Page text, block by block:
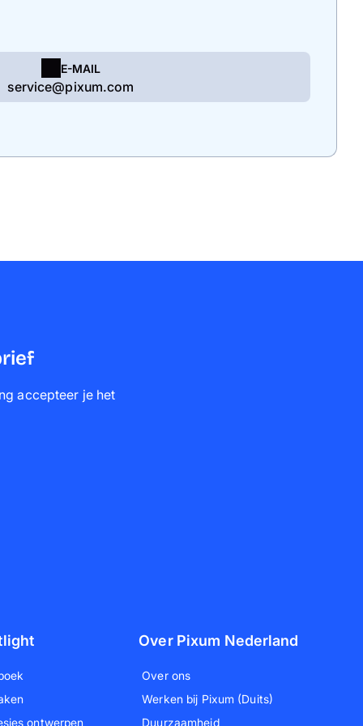
E-MAIL
service@pixum.com
accepteer je het
ontwerpen
Over Pixum Nederland
Over ons
Werken bij Pixum (Duits)
Duurzaamheid